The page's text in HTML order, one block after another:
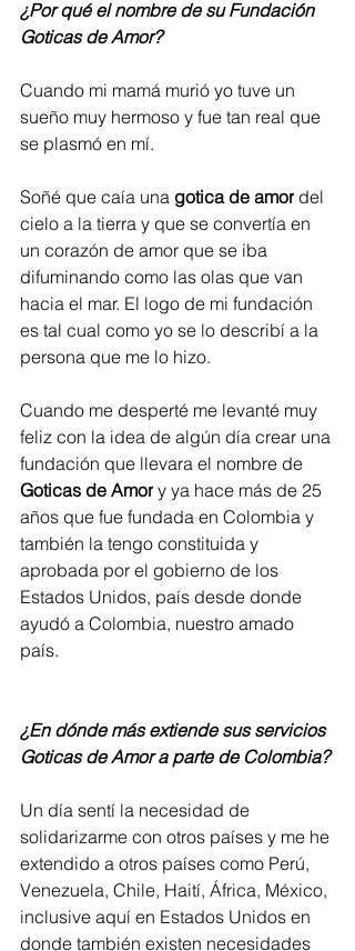
¿Por qué el nombre de su Fundación
Goticas de Amor?
Cuando mi mamá murió yo tuve un
sueño muy hermoso y fue tan real que
se plasmó en mí.
Soñé que caía una gotica de amor del
cielo a la tierra y que se convertía en
un corazón de amor que se iba
difuminando como las olas que van
hacia el mar. El logo de mi fundación
es tal cual como yo se lo describí a la
persona que me lo hizo.
Cuando me desperté me levanté muy
feliz con la idea de algún día crear una
fundación que llevara el nombre de
Goticas de Amor y ya hace más de 25
años que fue fundada en Colombia y
también la tengo constituida y
aprobada por el gobierno de los
Estados Unidos, país desde donde
ayudó a Colombia, nuestro amado
país.
¿En dónde más extiende sus servicios
Goticas de Amor a parte de Colombia?
Un día sentí la necesidad de
solidarizarme con otros países y me he
extendido a otros países como Perú,
Venezuela, Chile, Haití, África, México,
inclusive aquí en Estados Unidos en
donde también existen necesidades